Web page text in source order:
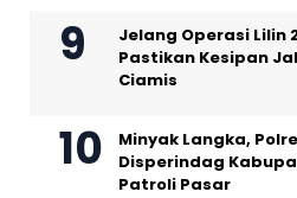
Jelang Operasi Lilin
Pastikan Kesipan
Ciamis
Minyak Langka,
Disperindag
Patroli Pasar